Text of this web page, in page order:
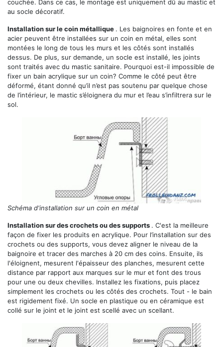
couchée. Dans ce cas, le montage est uniquement dû au mastic et
au socle décoratif.
Installation sur le coin métallique . Les baignoires en fonte et en
acier peuvent être installées sur un coin en métal, elles sont
montées le long de tous les murs et les côtés sont installés
dessus. De plus, sur demande, un socle est installé, les joints
sont traités avec du mastic sanitaire. Pourquoi est-il impossible de
fixer un bain acrylique sur un coin? Comme le côté peut être
déformé, étant donné qu’il n’est pas soutenu par quelque chose
de l’intérieur, le mastic s’éloignera du mur et l’eau s’infiltrera sur le
sol.
Schéma d'installation sur un coin en métal
Installation sur des crochets ou des supports . C'est la meilleure
façon de fixer les produits en acrylique. Pour l’installation sur des
crochets ou des supports, vous devez aligner le niveau de la
baignoire et tracer des marches à 20 cm des coins. Ensuite, ils
l'éloignent, mesurent l'épaisseur des planches, mesurent cette
distance par rapport aux marques sur le mur et font des trous
pour une ou deux chevilles. Installez les fixations, puis placez
simplement les crochets ou les côtés des crochets. Tout - le bain
est rigidement fixé. Un socle en plastique ou en céramique est
collé sur le joint et le joint est scellé avec un scellant.